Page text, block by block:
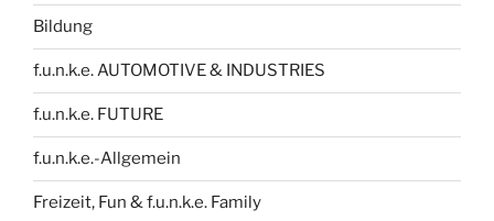
Bildung
f.u.n.k.e. AUTOMOTIVE & INDUSTRIES
f.u.n.k.e. FUTURE
f.u.n.k.e.-Allgemein
Freizeit, Fun & f.u.n.k.e. Family